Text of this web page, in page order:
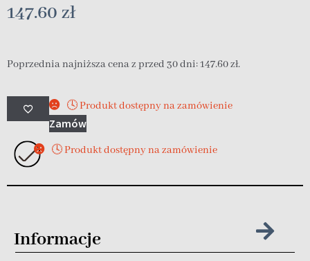
147.60 zł
Poprzednia najniższa cena z przed 30 dni:147.60zł.
🕓 Produkt dostępny na zamówienie
Zamów
🕓 Produkt dostępny na zamówienie
Informacje